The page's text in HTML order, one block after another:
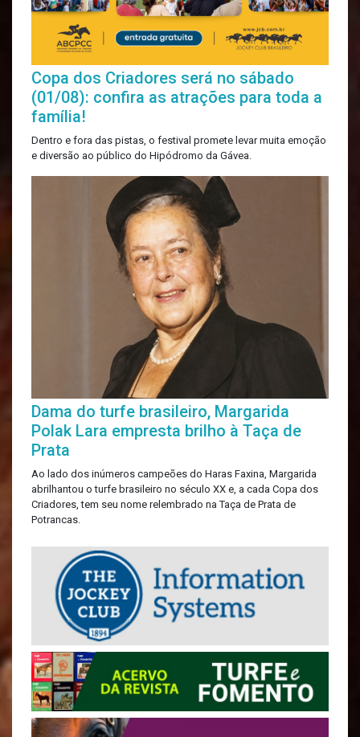
Copa dos Criadores será no sábado
(01/08): confira as atrações para toda a
família!
Dentro e fora das pistas, o festival promete levar muita emoção
e diversão ao público do Hipódromo da Gávea.
Dama do turfe brasileiro, Margarida
Polak Lara empresta brilho à Taça de
Prata
Ao lado dos inúmeros campeões do Haras Faxina, Margarida
abrilhantou o turfe brasileiro no século XX e, a cada Copa dos
Criadores, tem seu nome relembrado na Taça de Prata de
Potrancas.